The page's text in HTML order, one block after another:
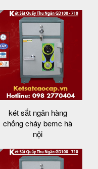
két sắt ngân hàng
chống cháy bemc hà
nội